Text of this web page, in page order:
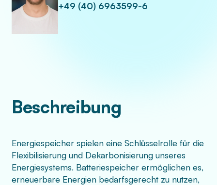
+49 (40) 6963599-6
Beschreibung
Energiespeicher spielen eine Schlüsselrolle für die
Flexibilisierung und Dekarbonisierung unseres
Energiesystems. Batteriespeicher ermöglichen es,
erneuerbare Energien bedarfsgerecht zu nutzen,